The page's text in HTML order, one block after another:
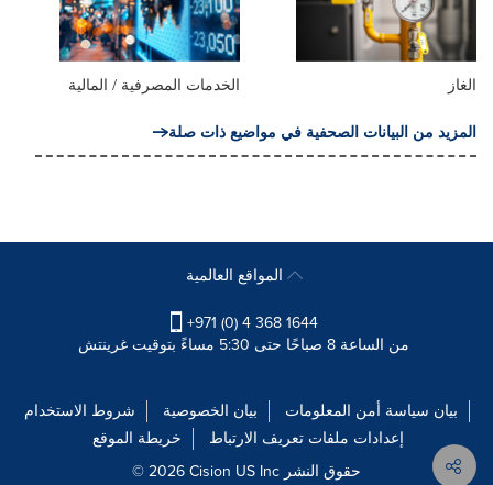
الغاز الخدمات المصرفية / المالية
المزيد من البيانات الصحفية في مواضيع ذات صلة
+971 (0) 4 368 1644
من الساعة 8 صباحًا حتى 5:30 مساءً بتوقيت غرينتش
شروط الاستخدام بيان الخصوصية
بيان سياسة أمن المعلومات
خريطة الموقع
إعدادات ملفات تعريف الارتباط
© 2026 Cision US Inc حقوق النشر